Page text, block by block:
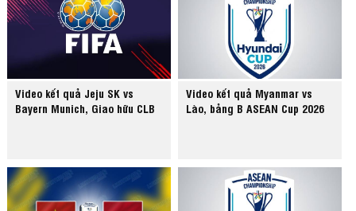
Video kết quả Jeju SK vs
Bayern Munich, Giao hữu CLB
Video kết quả Myanmar vs
Lào, bảng B ASEAN Cup 2026